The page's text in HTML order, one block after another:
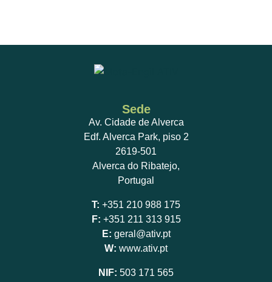
Sede
Av. Cidade de Alverca
Edf. Alverca Park, piso 2
2619-501
Alverca do Ribatejo,
Portugal
T: +351 210 988 175
F: +351 211 313 915
E: geral@ativ.pt
W: www.ativ.pt
NIF: 503 171 565